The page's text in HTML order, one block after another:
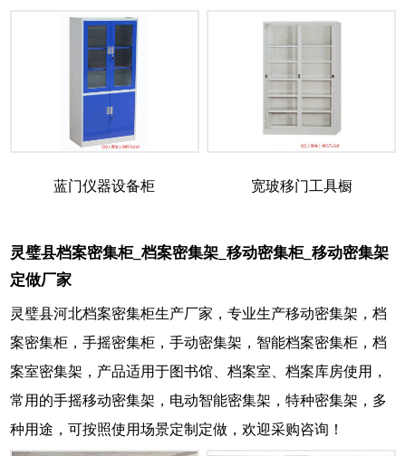
蓝门仪器设备柜 宽玻移门工具橱
灵璧县档案密集柜_档案密集架_移动密集柜_移动密集架
定做厂家
灵璧县河北档案密集柜生产厂家，专业生产移动密集架，档
案密集柜，手摇密集柜，手动密集架，智能档案密集柜，档
案室密集架，产品适用于图书馆、档案室、档案库房使用，
常用的手摇移动密集架，电动智能密集架，特种密集架，多
种用途，可按照使用场景定制定做，欢迎采购咨询！